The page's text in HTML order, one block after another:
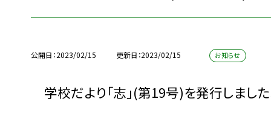
公開日 2023/02/15 更新日 2023/02/15 お知らせ
学校だより「志」(第19号)を発行しました